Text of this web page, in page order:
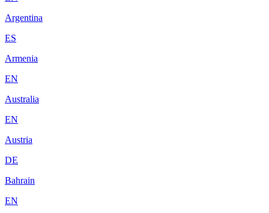
Argentina
ES
Armenia
EN
Australia
EN
Austria
DE
Bahrain
EN